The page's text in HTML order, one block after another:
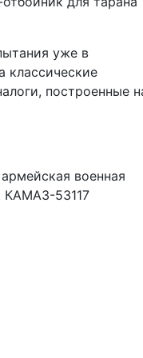
уже в
построенные